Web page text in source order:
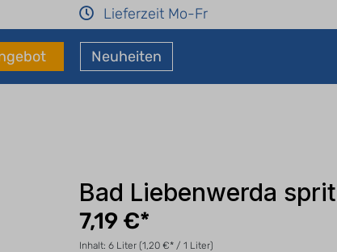
Lieferzeit Mo-Fr
Neuheiten
Bad Liebenwerda
7,19 €*
Inhalt: 6 Liter (1,20 €* / 1 Liter)